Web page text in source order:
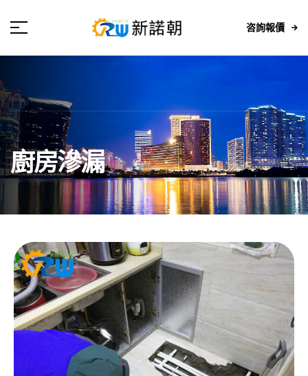
咨詢報價
廚房滲漏